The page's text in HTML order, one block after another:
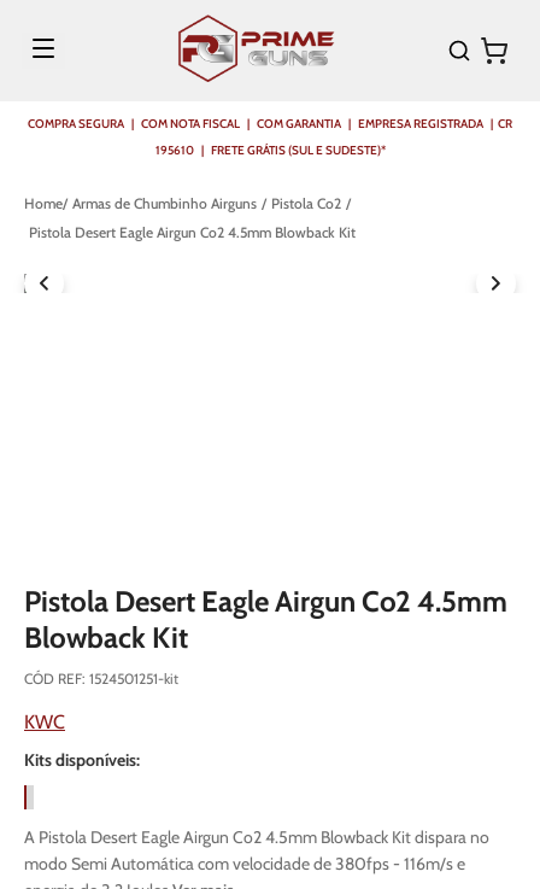
COMPRA SEGURA | COM NOTA FISCAL | COM GARANTIA | EMPRESA REGISTRADA | CR
195610 | FRETE GRÁTIS (SUL E SUDESTE)*
Armas de Chumbinho Airguns
Pistola Co2
Pistola Desert Eagle Airgun Co2 4.5mm Blowback Kit
Pistola Desert Eagle Airgun Co2 4.5mm
Blowback Kit
CÓD REF: 1524501251-kit
KWC
Kits disponíveis:
A Pistola Desert Eagle Airgun Co2 4.5mm Blowback Kit dispara no
modo Semi Automática com velocidade de 380fps - 116m/s e